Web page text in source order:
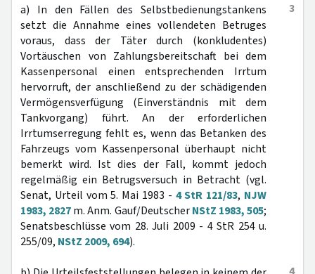
3
a) In den Fällen des Selbstbedienungstankens
setzt die Annahme eines vollendeten Betruges
voraus, dass der Täter durch (konkludentes)
Vortäuschen von Zahlungsbereitschaft bei dem
Kassenpersonal einen entsprechenden Irrtum
hervorruft, der anschließend zu der schädigenden
Vermögensverfügung (Einverständnis mit dem
Tankvorgang) führt. An der erforderlichen
Irrtumserregung fehlt es, wenn das Betanken des
Fahrzeugs vom Kassenpersonal überhaupt nicht
bemerkt wird. Ist dies der Fall, kommt jedoch
regelmäßig ein Betrugsversuch in Betracht (vgl.
Senat, Urteil vom 5. Mai 1983 - 4 StR 121/83, NJW
1983, 2827m. Anm. Gauf/DeutscherNStZ 1983, 505;
Senatsbeschlüsse vom 28. Juli 2009 - 4 StR 254 u.
255/09, NStZ 2009, 694).